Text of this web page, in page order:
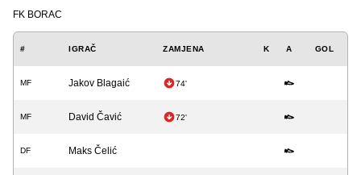
FK BORAC
# IGRAČ ZAMJENA K A GOL
MF Jakov Blagaić 74'
MF David Čavić 72'
DF Maks Čelić